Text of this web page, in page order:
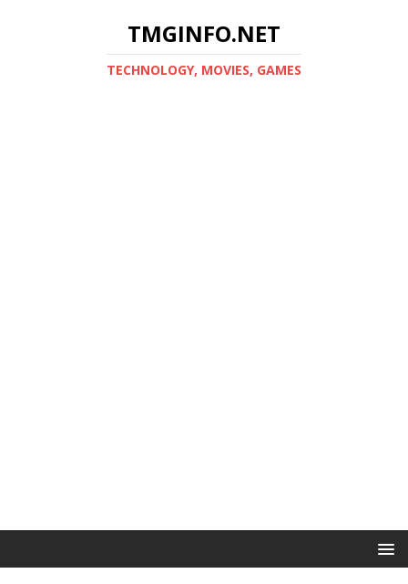
TMGINFO.NET
ТECHNOLOGY, MOVIES, GAMES